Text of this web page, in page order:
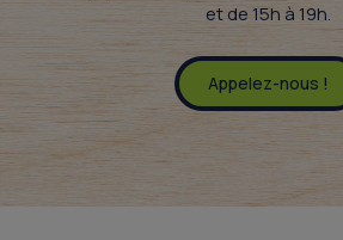
et de 15h à 19h.
Appelez-nous !